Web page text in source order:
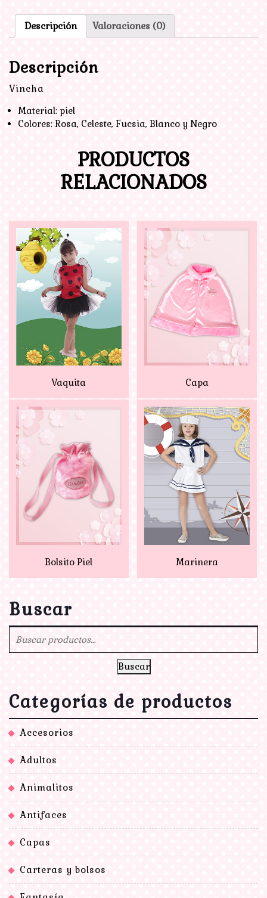
Descripción Valoraciones (0)
Descripción
Vincha
Material: piel
Colores: Rosa, Celeste, Fucsia, Blanco y Negro
PRODUCTOS
RELACIONADOS
Vaquita Capa
Bolsito Piel Marinera
Buscar
Buscar
Categorías de productos
Accesorios
Adultos
Animalitos
Antifaces
Capas
Carteras y bolsos